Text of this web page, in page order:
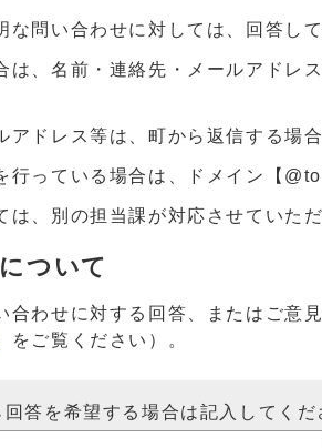
な問い合わせに対しては、回答して
は、名前・連絡先・メールアドレ
アドレス等は、町から返信する場
行っている場合は、ドメイン【
は、別の担当課が対応させていた
ついて
合わせに対する回答、またはご意
」をご覧ください）。
答を希望する場合は記入してくだ